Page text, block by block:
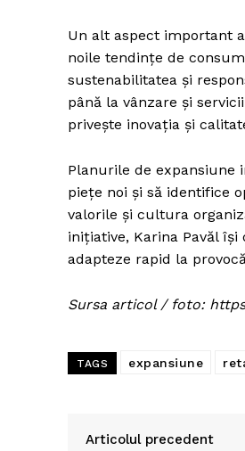
Un alt aspect important
noile tendințe de
sustenabilitatea și
până la vânzare și
privește inovația și
Planurile de expansiune
piețe noi și să identifice
valorile și cultura
inițiative, Karina Pavăl
adapteze rapid la
Sursa articol / foto:
TAGS expansiune
Articolul precedent